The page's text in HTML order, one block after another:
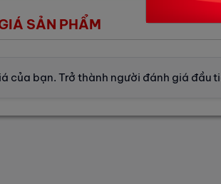
SẢN PHẨM
của bạn. Trở thành người đánh giá đầu